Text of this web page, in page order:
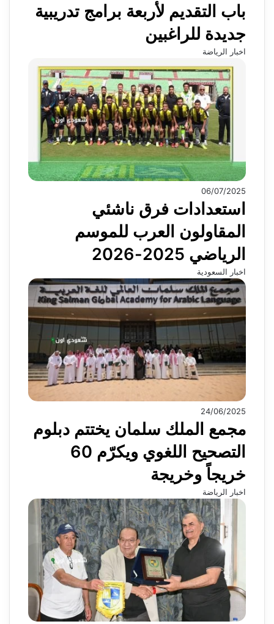
باب التقديم لأربعة برامج تدريبية
جديدة للراغبين
اخبار الرياضة
06/07/2025
استعدادات فرق ناشئي
المقاولون العرب للموسم
الرياضي 2025-2026
اخبار السعودية
24/06/2025
مجمع الملك سلمان يختتم دبلوم
التصحيح اللغوي ويكرّم 60
خريجاً وخريجة
اخبار الرياضة